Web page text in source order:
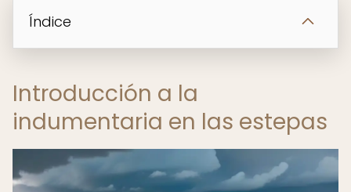
Índice
Introducción a la
indumentaria en las estepas